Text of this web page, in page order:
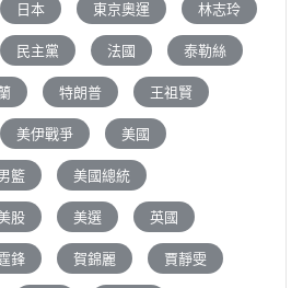
日本 東京奧運 林志玲
民主黨 法國 泰勒絲
特朗普 王祖賢
美伊戰爭 美國
籃 美國總統
股 美選 英國
鋒 賀錦麗 賈靜雯